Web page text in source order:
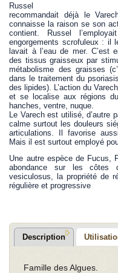
Russel
recommandait déjà le
connaisse la raison se son
contient. Russel
engorgements scrofuleux : il
lavait à l’eau de mer. C’est
des tissus graisseux par
métabolisme des graisses
dans le traitement du
des lipides). L’action du
et se localise aux régions
hanches, ventre, nuque.
Le Varech est utilisé, d’autre
calme surtout les douleurs
articulations. Il favorise
Mais il est surtout employé
Une autre espèce de Fucus,
abondance sur les côtes
vesiculosus, la propriété de
régulière et progressive
Description
Famille des Algues.